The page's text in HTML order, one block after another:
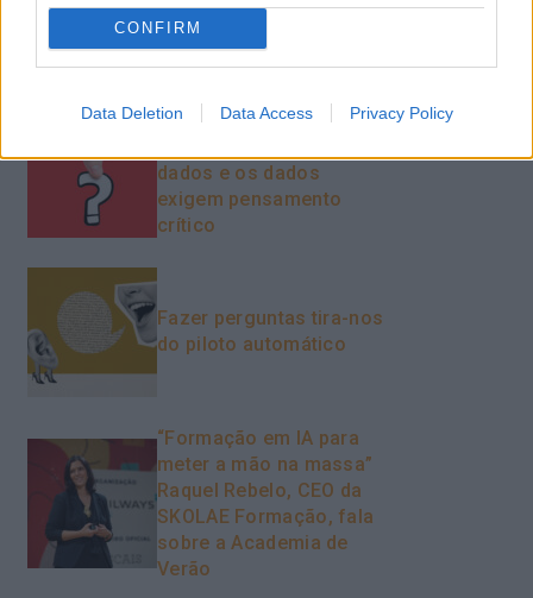
CONFIRM
Data Deletion Data Access Privacy Policy
melhorar o ambiente de
trabalho e aumentar a
produtividade
O futuro dos líderes é
dados e os dados
exigem pensamento
crítico
Fazer perguntas tira-nos
do piloto automático
“Formação em IA para
meter a mão na massa”
Raquel Rebelo, CEO da
SKOLAE Formação, fala
sobre a Academia de
Verão